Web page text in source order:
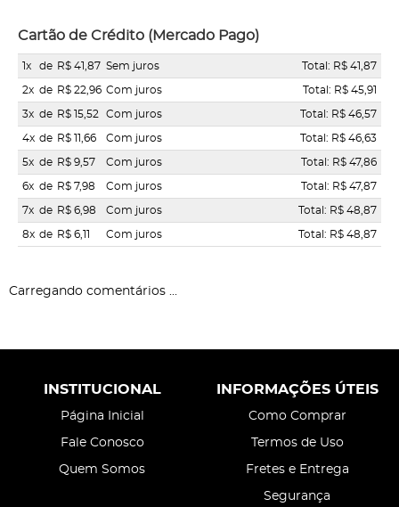
Cartão de Crédito (Mercado Pago)
1x de R$ 41,87 Sem juros Total: R$ 41,87
2x de R$ 22,96 Com juros Total: R$ 45,91
3x de R$ 15,52 Com juros Total: R$ 46,57
4x de R$ 11,66 Com juros Total: R$ 46,63
5x de R$ 9,57 Com juros Total: R$ 47,86
6x de R$ 7,98 Com juros Total: R$ 47,87
7x de R$ 6,98 Com juros Total: R$ 48,87
8x de R$ 6,11 Com juros Total: R$ 48,87
Carregando comentários ...
INSTITUCIONAL
Página Inicial
Fale Conosco
Quem Somos
INFORMAÇÕES ÚTEIS
Como Comprar
Termos de Uso
Fretes e Entrega
Segurança